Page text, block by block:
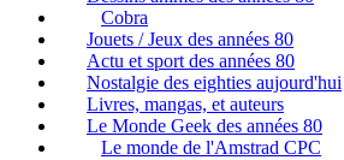
Cobra
Jouets / Jeux des années 80
Actu et sport des années 80
Nostalgie des eighties aujourd'hui
Livres, mangas, et auteurs
Le Monde Geek des années 80
Le monde de l'Amstrad CPC